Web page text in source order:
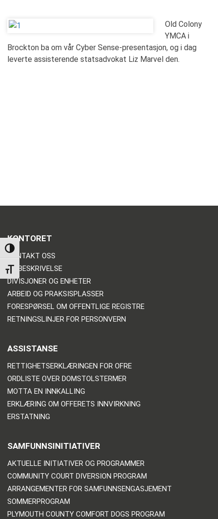
TOGGLE HIGH CONTRAST
TOGGLE FONT SIZE
Old Colony
YMCA i
Brockton ba om vår Cyber Sense-presentasjon, og i dag
leverte assisterende statsadvokat Liz Marvel den.
KONTORET
KONTAKT OSS
VEIBESKRIVELSE
DIVISJONER OG ENHETER
ARBEID OG PRAKSISPLASSER
FORESPØRSEL OM OFFENTLIGE REGISTRE
RETNINGSLINJER FOR PERSONVERN
ASSISTANSE
RETTIGHETSERKLÆRINGEN FOR OFRE
ORDLISTE OVER DOMSTOLSTERMER
MOTTA EN INNKALLING
ERKLÆRING OM OFFERETS INNVIRKNING
ERSTATNING
SAMFUNNSINITIATIVER
AKTUELLE INITIATIVER OG PROGRAMMER
COMMUNITY COURT DIVERSION PROGRAM
ARRANGEMENTER FOR SAMFUNNSENGASJEMENT
SOMMERPROGRAM
PLYMOUTH COUNTY COMFORT DOGS PROGRAM